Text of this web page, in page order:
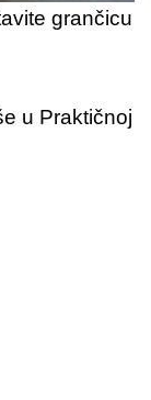
grančicu
u Praktičnoj